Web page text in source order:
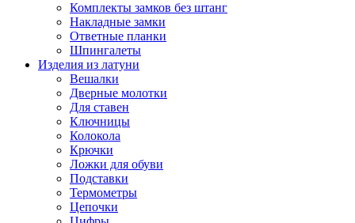
Комплекты замков без штанг
Накладные замки
Ответные планки
Шпингалеты
Изделия из латуни
Вешалки
Дверные молотки
Для ставен
Ключницы
Колокола
Крючки
Ложки для обуви
Подставки
Термометры
Цепочки